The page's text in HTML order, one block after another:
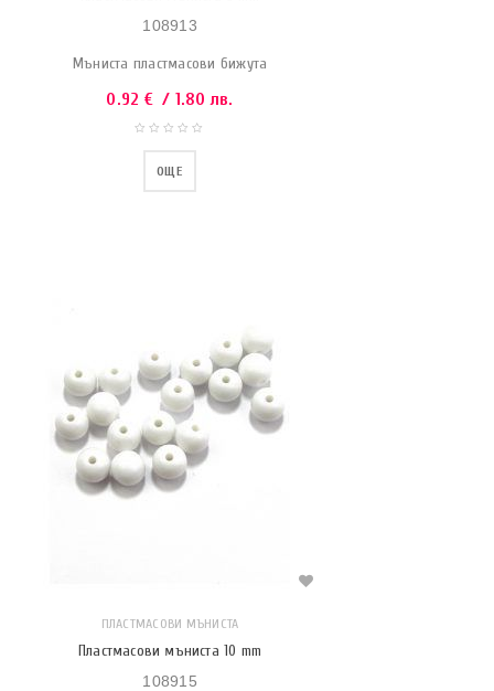
108913
Мъниста пластмасови бижута
0.92 € / 1.80 лв.
ОЩЕ
ПЛАСТМАСОВИ МЪНИСТА
Пластмасови мъниста 10 mm
108915